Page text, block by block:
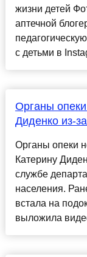
жизни детей
аптечной
с детьми в
Органы
Диденко из-
Органы опеки
Катерину
службе
населения.
встала на
выложила